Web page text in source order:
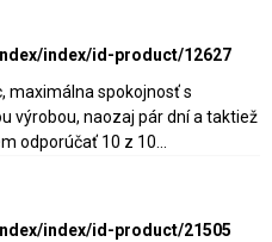
index/id-product/12627
maximálna spokojnosť s
výrobou, naozaj pár dní a taktiež
odporúčať 10 z 10...
index/id-product/21505